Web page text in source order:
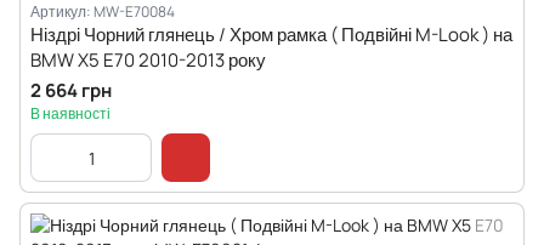
Артикул: MW-E70084
Ніздрі Чорний глянець / Хром рамка ( Подвійні M-Look ) на
BMW X5 E70 2010-2013 року
2 664 грн
В наявності